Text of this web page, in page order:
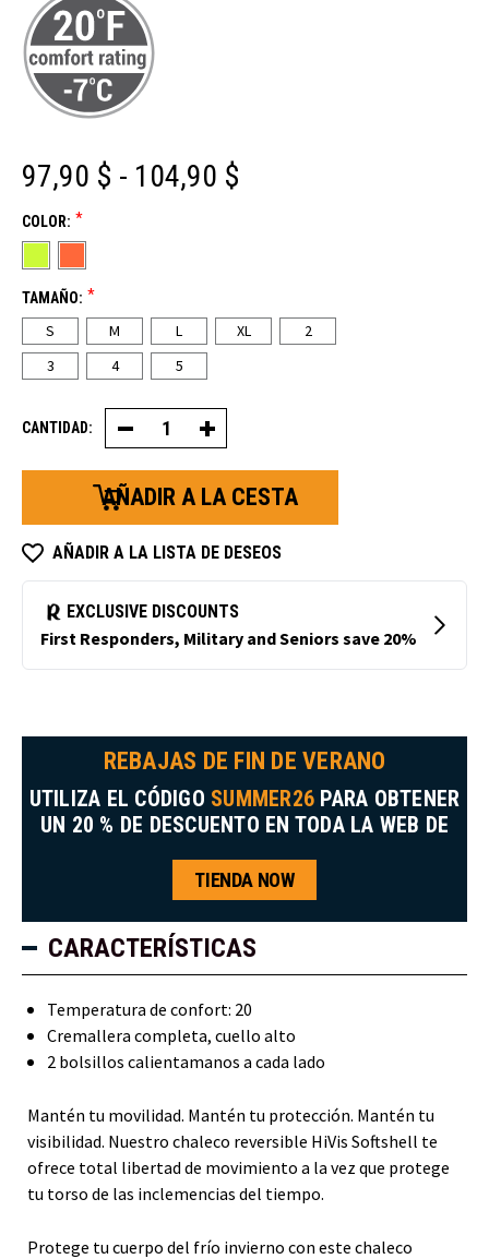
97,90 $ - 104,90 $
COLOR: *
TAMAÑO: *
S M L XL
2
3
4 5
CANTIDAD: Disminuir
la
cantidad
de
chalecos
HiVis
Softshell
Aumentar
la
cantidad
chalecos
HiVis
Softshell
AÑADIR A LA LISTA DE DESEOS
REBAJAS DE FIN DE VERANO
UTILIZA EL CÓDIGO SUMMER26 PARA OBTENER
UN 20 % DE DESCUENTO EN TODA LA WEB DE
TIENDA NOW
CARACTERÍSTICAS
Temperatura de confort: 20
Cremallera completa, cuello alto
2 bolsillos calientamanos a cada lado
Mantén tu movilidad. Mantén tu protección. Mantén tu
visibilidad. Nuestro chaleco reversible HiVis Softshell te
ofrece total libertad de movimiento a la vez que protege
tu torso de las inclemencias del tiempo.
Protege tu cuerpo del frío invierno con este chaleco